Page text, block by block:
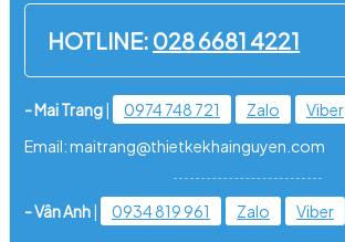
HOTLINE: 028 6681 4221
- Mai Trang| 0974 748 721 Zalo
Viber
Email: maitrang@thietkekhainguyen.com
- Vân Anh| 0934 819 961 Zalo
Viber